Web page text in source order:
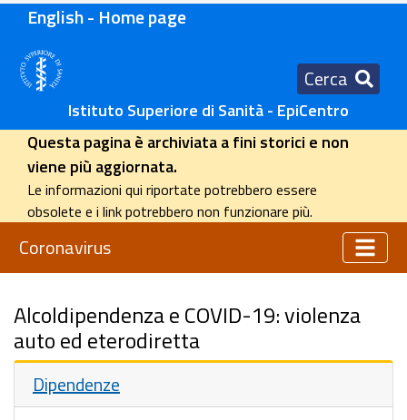
English - Home page
Cerca
Istituto Superiore di Sanità - EpiCentro
Questa pagina è archiviata a fini storici e non
viene più aggiornata.
Le informazioni qui riportate potrebbero essere
obsolete e i link potrebbero non funzionare più.
Coronavirus
Alcoldipendenza e COVID-19: violenza
auto ed eterodiretta
Dipendenze